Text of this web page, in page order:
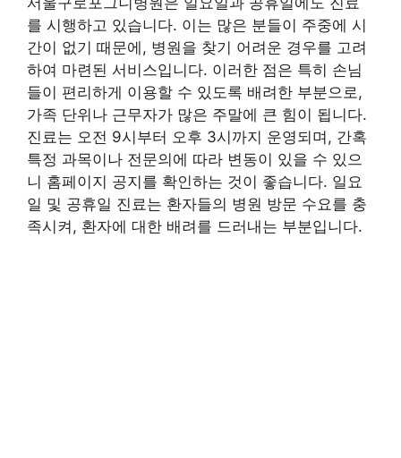
를 시행하고 있습니다. 이는 많은 분들이 주중에 시
간이 없기 때문에, 병원을 찾기 어려운 경우를 고려
하여 마련된 서비스입니다. 이러한 점은 특히 손님
들이 편리하게 이용할 수 있도록 배려한 부분으로,
가족 단위나 근무자가 많은 주말에 큰 힘이 됩니다.
진료는 오전 9시부터 오후 3시까지 운영되며, 간혹
특정 과목이나 전문의에 따라 변동이 있을 수 있으
니 홈페이지 공지를 확인하는 것이 좋습니다. 일요
일 및 공휴일 진료는 환자들의 병원 방문 수요를 충
족시켜, 환자에 대한 배려를 드러내는 부분입니다.